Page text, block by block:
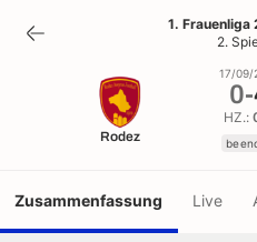
0-
1.
2.
Rodez
17/09/
0-
HZ.:
Zusammenfassung Live